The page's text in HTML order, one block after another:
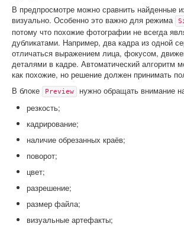
В предпросмотре можно сравнить найденные
визуально. Особенно это важно для режима
потому что похожие фотографии не всегда
дубликатами. Например, два кадра из одной
отличаться выражением лица, фокусом,
деталями в кадре. Автоматический алгоритм
как похожие, но решение должен принимать
В блоке
Preview
нужно обращать внимание
резкость;
кадрирование;
наличие обрезанных краёв;
поворот;
цвет;
разрешение;
размер файла;
визуальные артефакты;